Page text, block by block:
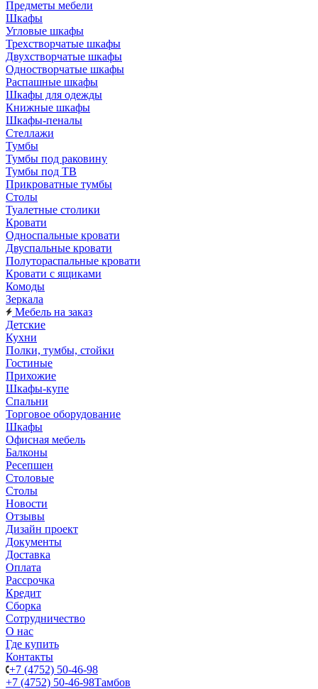
Предметы мебели
Шкафы
Угловые шкафы
Трехстворчатые шкафы
Двухстворчатые шкафы
Одностворчатые шкафы
Распашные шкафы
Шкафы для одежды
Книжные шкафы
Шкафы-пеналы
Стеллажи
Тумбы
Тумбы под раковину
Тумбы под ТВ
Прикроватные тумбы
Столы
Туалетные столики
Кровати
Односпальные кровати
Двуспальные кровати
Полутораспальные кровати
Кровати с ящиками
Комоды
Зеркала
Мебель на заказ
Детские
Кухни
Полки, тумбы, стойки
Гостиные
Прихожие
Шкафы-купе
Спальни
Торговое оборудование
Шкафы
Офисная мебель
Балконы
Ресепшен
Столовые
Столы
Новости
Отзывы
Дизайн проект
Документы
Доставка
Оплата
Рассрочка
Кредит
Сборка
Сотрудничество
О нас
Где купить
Контакты
+7 (4752) 50-46-98
+7 (4752) 50-46-98Тамбов